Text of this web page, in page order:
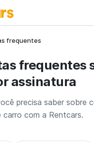
frequentes
frequentes
assinatura
precisa saber sobre
carro com a Rentcars.